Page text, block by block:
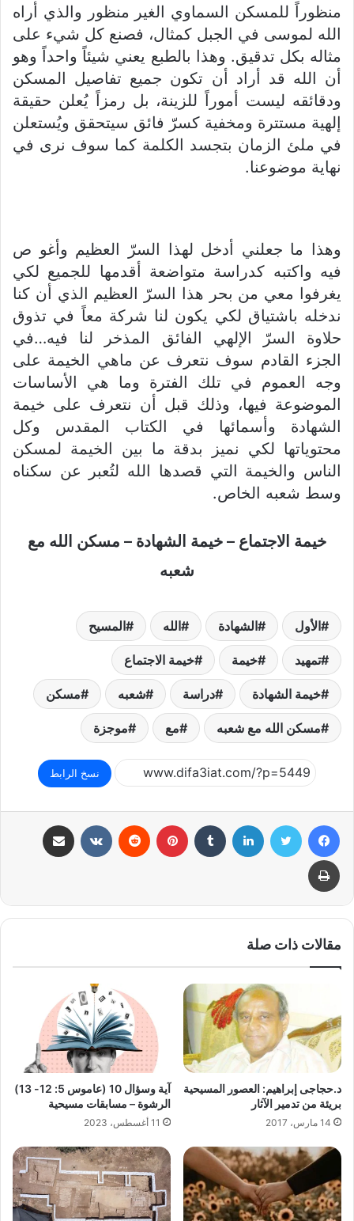
منظوراً للمسكن السماوي الغير منظور والذي أراه
الله لموسى في الجبل كمثال، فصنع كل شيء على
مثاله بكل تدقيق. وهذا بالطبع يعني شيئاً واحداً وهو
أن الله قد أراد أن تكون جميع تفاصيل المسكن
ودقائقه ليست أموراً للزينة، بل رمزاً يُعلن حقيقة
إلهية مستترة ومخفية كسرّ فائق سيتحقق ويُستعلن
في ملئ الزمان بتجسد الكلمة كما سوف نرى في
نهاية موضوعنا.
وهذا ما جعلني أدخل لهذا السرّ العظيم وأغو ص
فيه واكتبه كدراسة متواضعة أقدمها للجميع لكي
يغرفوا معي من بحر هذا السرّ العظيم الذي أن كنا
ندخله باشتياق لكي يكون لنا شركة معاً في تذوق
حلاوة السرّ الإلهي الفائق المذخر لنا فيه…في
الجزء القادم سوف نتعرف عن ماهي الخيمة على
وجه العموم في تلك الفترة وما هي الأساسات
الموضوعة فيها، وذلك قبل أن نتعرف على خيمة
الشهادة وأسمائها في الكتاب المقدس وكل
محتوياتها لكي نميز بدقة ما بين الخيمة لمسكن
الناس والخيمة التي قصدها الله لتُعبر عن سكناه
وسط شعبه الخاص.
خيمة الاجتماع – خيمة الشهادة – مسكن الله مع
شعبه
الأول الشهادة الله المسيح
تمهيد خيمة خيمة الاجتماع
خيمة الشهادة دراسة شعبه مسكن
مسكن الله مع شعبه مع موجزة
نسخ الرابط
فيسبوك تويتر لينكدإن بينتيريست
طباعة
مقالات ذات صلة
د.حجاجى إبراهيم: العصور المسيحية
بريئة من تدمير الآثار
14 مارس، 2017
آية وسؤال 10 (عاموس 5: 12- 13)
الرشوة – مسابقات مسيحية
11 أغسطس، 2023